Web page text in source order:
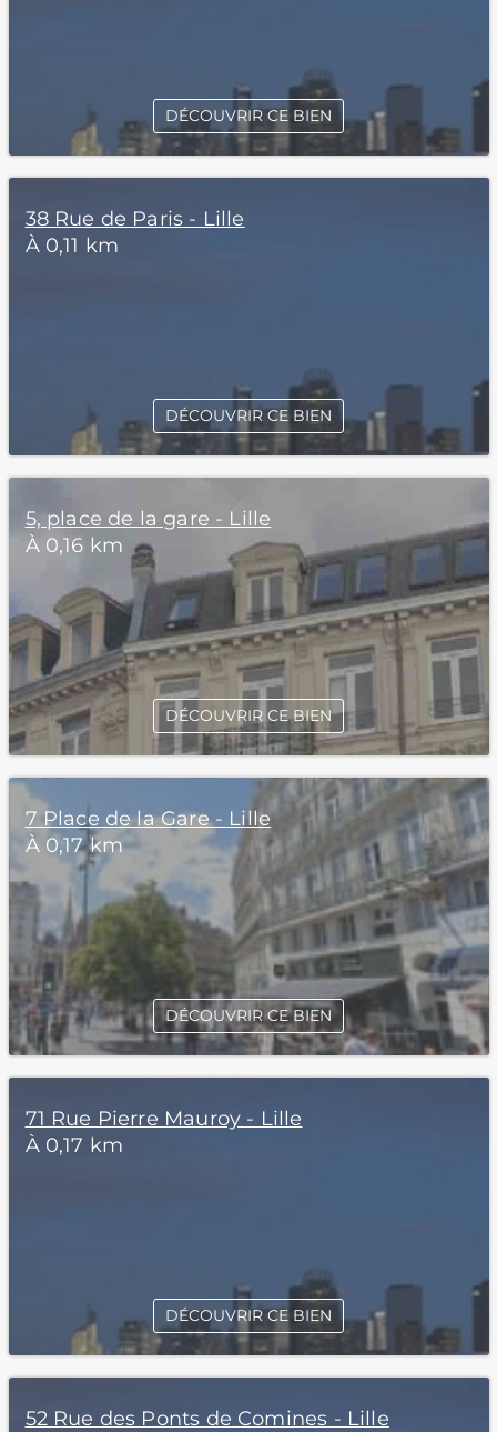
DÉCOUVRIR CE BIEN
38 Rue de Paris - Lille
À 0,11 km
DÉCOUVRIR CE BIEN
5, place de la gare - Lille
À 0,16 km
DÉCOUVRIR CE BIEN
7 Place de la Gare - Lille
À 0,17 km
DÉCOUVRIR CE BIEN
71 Rue Pierre Mauroy - Lille
À 0,17 km
DÉCOUVRIR CE BIEN
52 Rue des Ponts de Comines - Lille